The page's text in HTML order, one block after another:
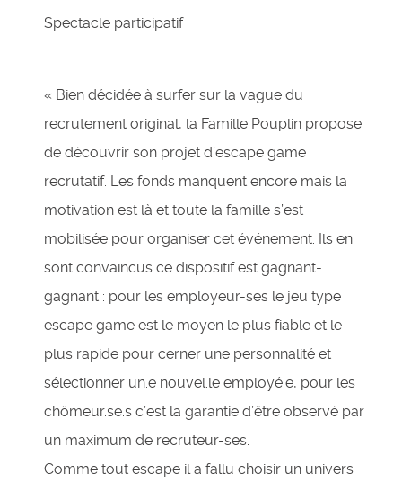
Spectacle participatif
« Bien décidée à surfer sur la vague du
recrutement original, la Famille Pouplin propose
de découvrir son projet d’escape game
recrutatif. Les fonds manquent encore mais la
motivation est là et toute la famille s’est
mobilisée pour organiser cet événement. Ils en
sont convaincus ce dispositif est gagnant-
gagnant : pour les employeur-ses le jeu type
escape game est le moyen le plus fiable et le
plus rapide pour cerner une personnalité et
sélectionner un.e nouvel.le employé.e, pour les
chômeur.se.s c’est la garantie d’être observé par
un maximum de recruteur-ses.
Comme tout escape il a fallu choisir un univers